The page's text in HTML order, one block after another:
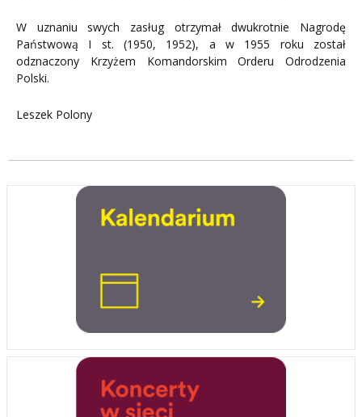
W uznaniu swych zasług otrzymał dwukrotnie Nagrodę
Państwową I st. (1950, 1952), a w 1955 roku został
odznaczony Krzyżem Komandorskim Orderu Odrodzenia
Polski.
Leszek Polony